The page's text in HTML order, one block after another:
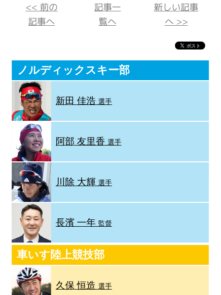
<< 前の
記事へ
記事一
覧へ
新しい記事
へ >>
ノルディックスキー部
新田 佳浩選手
阿部 友里香選手
川除 大輝 選手
長濱 一年 監督
車いす陸上競技部
久保 恒造 選手